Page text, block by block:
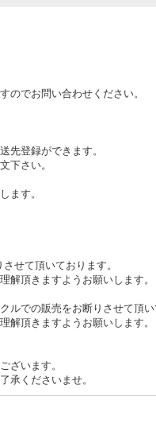
のでお問い合わせください。
先登録ができます。
下さい。
ます。
せて頂いております。
解頂きますようお願いします。
ルでの販売をお断りさせて頂い
解頂きますようお願いします。
ざいます。
承くださいませ。